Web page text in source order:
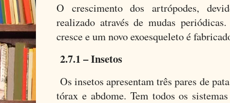
O crescimento dos artrópodes,
realizado através de mudas
cresce e um novo exoesqueleto é
2.7.1 – Insetos
Os insetos apresentam três pares de
tórax e abdome. Tem todos os